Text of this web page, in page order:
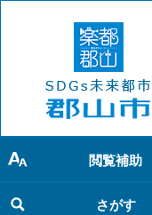
で
す
。
ば
し
て
本
閲覧補助
さがす